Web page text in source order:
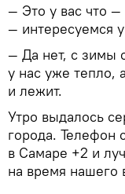
— Это у вас что
— интересуемся
— Да нет, с зимы
у нас уже тепло,
и лежит.
Утро выдалось
города. Телефон
в Самаре +2 и
на время нашего